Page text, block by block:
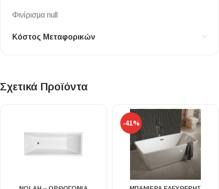
Φινίρισμα null
Κόστος Μεταφορικών
Σχετικά Προϊόντα
-41%